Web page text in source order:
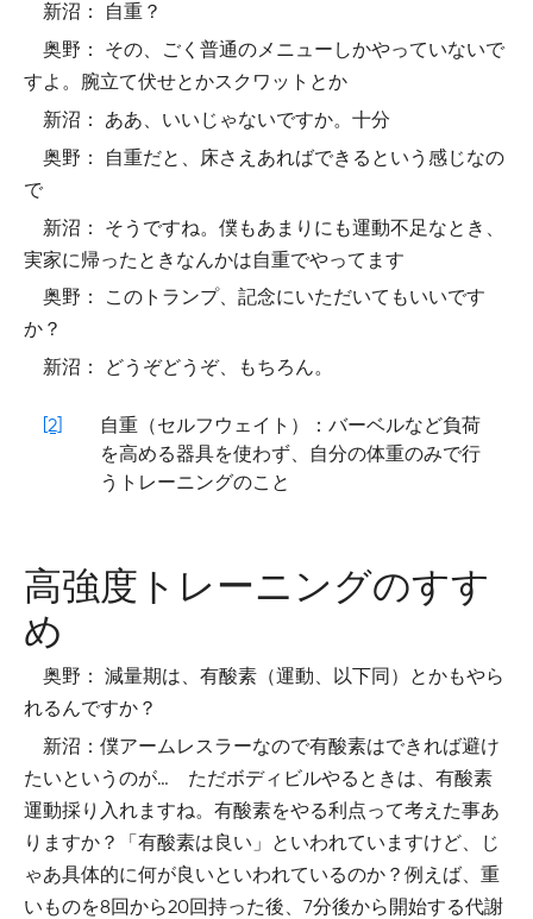
新沼： 自重？
奥野： その、ごく普通のメニューしかやっていないで
すよ。腕立て伏せとかスクワットとか
新沼： ああ、いいじゃないですか。十分
奥野： 自重だと、床さえあればできるという感じなの
で
新沼： そうですね。僕もあまりにも運動不足なとき、
実家に帰ったときなんかは自重でやってます
奥野： このトランプ、記念にいただいてもいいです
か？
新沼： どうぞどうぞ、もちろん。
[2]
自重（セルフウェイト）：バーベルなど負荷
を高める器具を使わず、自分の体重のみで行
うトレーニングのこと
高強度トレーニングのすす
め
奥野： 減量期は、有酸素（運動、以下同）とかもやら
れるんですか？
新沼：僕アームレスラーなので有酸素はできれば避け
たいというのが… ただボディビルやるときは、有酸素
運動採り入れますね。有酸素をやる利点って考えた事あ
りますか？「有酸素は良い」といわれていますけど、じ
ゃあ具体的に何が良いといわれているのか？例えば、重
いものを8回から20回持った後、7分後から開始する代謝